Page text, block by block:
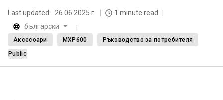
Last updated: 26.06.2025 г.
1 minute read
български
Аксесоари MXP600
Ръководство за потребителя
Public